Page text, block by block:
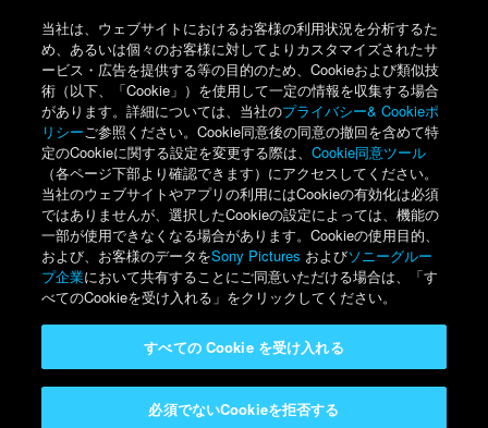
当社は、ウェブサイトにおけるお客様の利用状況を分析するた
め、あるいは個々のお客様に対してよりカスタマイズされたサ
ービス・広告を提供する等の目的のため、Cookieおよび類似技
術（以下、「Cookie」）を使用して一定の情報を収集する場合
があります。詳細については、当社のプライバシー& Cookieポ
リシーご参照ください。Cookie同意後の同意の撤回を含めて特
定のCookieに関する設定を変更する際は、Cookie同意ツール
（各ページ下部より確認できます）にアクセスしてください。
当社のウェブサイトやアプリの利用にはCookieの有効化は必須
ではありませんが、選択したCookieの設定によっては、機能の
一部が使用できなくなる場合があります。Cookieの使用目的、
および、お客様のデータをSony Pictures およびソニーグルー
プ企業において共有することにご同意いただける場合は、「す
べてのCookieを受け入れる」をクリックしてください。
必須でないCookieを拒否する
すべての Cookie を受け入れる